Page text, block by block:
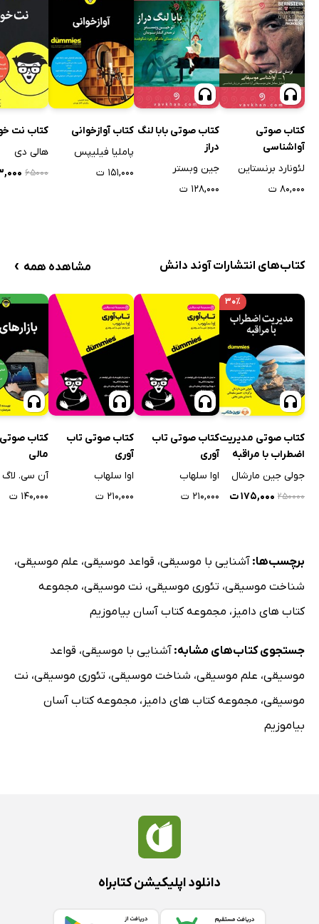
کتاب صوتی
آواشناسی
موسیقایی
لئونارد برنستاین
۸۰,۰۰۰ ت
کتاب صوتی بابا لنگ
دراز
جین وبستر
۱۲۸,۰۰۰ ت
کتاب آوازخوانی
پاملیا فیلیپس
۱۵۱,۰۰۰ ت
کتاب نت‌
هالی دی
۶۵۰۰۰
کتاب‌های انتشارات آوند دانش مشاهده همه ›
۳۰٪
کتاب صوتی مدیریت
اضطراب با مراقبه
جولی جین مارشال
۲۵۰۰۰۰ ۱۷۵,۰۰۰ ت
کتاب صوتی تاب
آوری
اوا سلهاب
۲۱۰,۰۰۰ ت
کتاب صوتی تاب
آوری
اوا سلهاب
۲۱۰,۰۰۰ ت
کتاب صوتی
مالی
آن سی. لاگ
۱۴۰,۰۰۰ ت
برچسب‌ها: آشنایی با موسیقی، قواعد موسیقی، علم موسیقی،
شناخت موسیقی، تئوری موسیقی، نت موسیقی، مجموعه
کتاب های دامیز ، مجموعه کتاب آسان بیاموزیم
جستجوی کتاب‌های مشابه: آشنایی با موسیقی، قواعد
موسیقی، علم موسیقی، شناخت موسیقی، تئوری موسیقی، نت
موسیقی، مجموعه کتاب های دامیز ، مجموعه کتاب آسان
بیاموزیم
دانلود اپلیکیشن کتابراه